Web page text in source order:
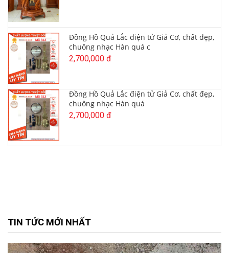
Đồng Hồ Quả Lắc điện tử Giả Cơ, chất đẹp,
chuông nhạc Hàn quá c
2,700,000 đ
Đồng Hồ Quả Lắc điện tử Giả Cơ, chất đẹp,
chuông nhạc Hàn quá
2,700,000 đ
TIN TỨC MỚI NHẤT